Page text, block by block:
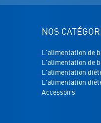
NOS
L'alimentation de
L'alimentation de
L'alimentation
L'alimentation
Accessoirs